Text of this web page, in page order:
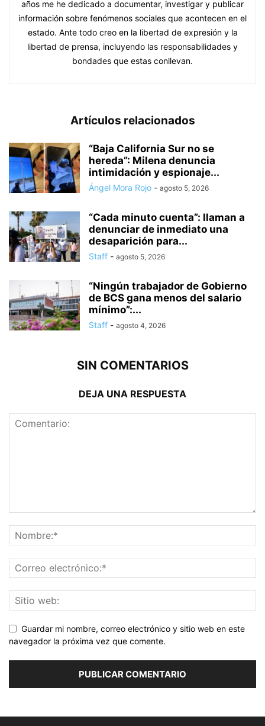
años me he dedicado a documentar, investigar y publicar
información sobre fenómenos sociales que acontecen en el
estado. Ante todo creo en la libertad de expresión y la
libertad de prensa, incluyendo las responsabilidades y
bondades que estas conllevan.
Artículos relacionados
“Baja California Sur no se
hereda”: Milena denuncia
intimidación y espionaje...
Ángel Mora Rojo - agosto 5, 2026
“Cada minuto cuenta”: llaman a
denunciar de inmediato una
desaparición para...
Staff - agosto 5, 2026
“Ningún trabajador de Gobierno
de BCS gana menos del salario
mínimo”:...
Staff - agosto 4, 2026
SIN COMENTARIOS
DEJA UNA RESPUESTA
Guardar mi nombre, correo electrónico y sitio web en este
navegador la próxima vez que comente.